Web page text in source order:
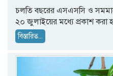
চলতি বছরের এসএসসি ও
২০ জুলাইয়ের মধ্যে প্রকাশ করা
বিস্তারিত...